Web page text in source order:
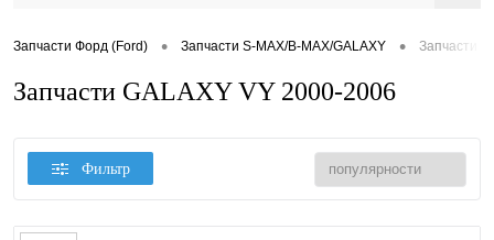
Запчасти Форд (Ford) • Запчасти S-MAX/B-MAX/GALAXY • Запчасти
Запчасти GALAXY VY 2000-2006
Фильтр